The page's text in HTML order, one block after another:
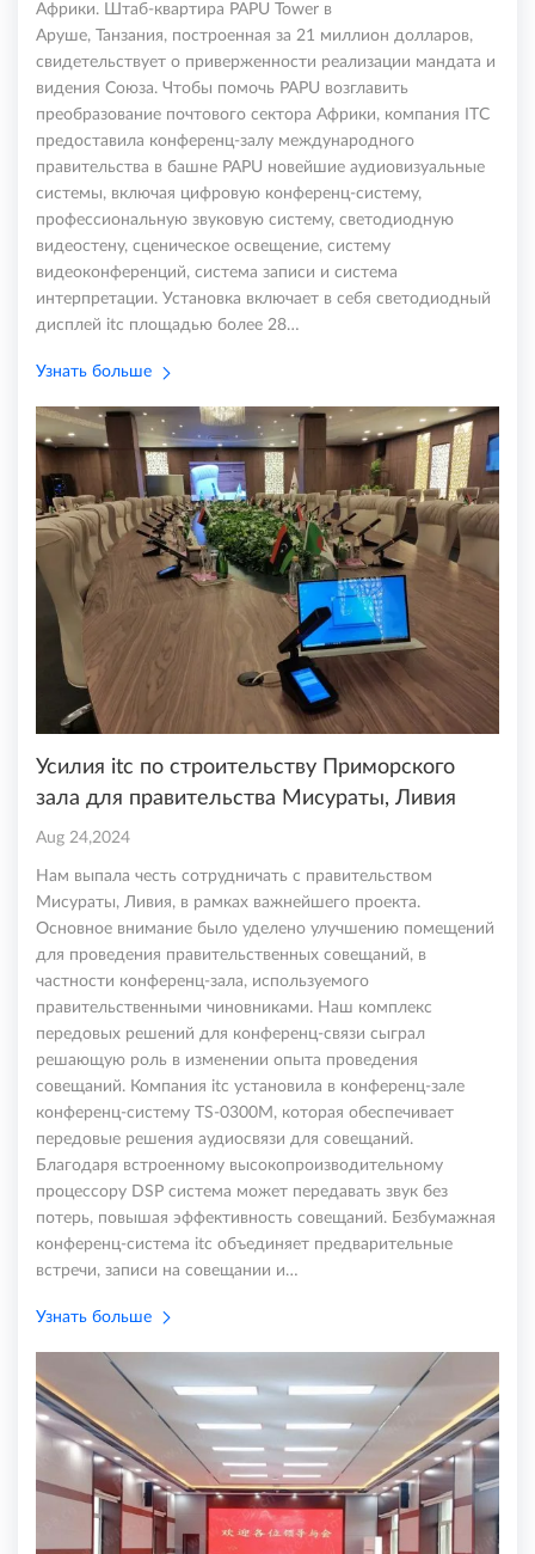
Африки. Штаб-квартира PAPU Tower в
Аруше, Танзания, построенная за 21 миллион долларов,
свидетельствует о приверженности реализации мандата и
видения Союза. Чтобы помочь PAPU возглавить
преобразование почтового сектора Африки, компания ITC
предоставила конференц-залу международного
правительства в башне PAPU новейшие аудиовизуальные
системы, включая цифровую конференц-систему,
профессиональную звуковую систему, светодиодную
видеостену, сценическое освещение, систему
видеоконференций, система записи и система
интерпретации. Установка включает в себя светодиодный
дисплей itc площадью более 28…
Узнать больше
Усилия itc по строительству Приморского
зала для правительства Мисураты, Ливия
Aug 24,2024
Нам выпала честь сотрудничать с правительством
Мисураты, Ливия, в рамках важнейшего проекта.
Основное внимание было уделено улучшению помещений
для проведения правительственных совещаний, в
частности конференц-зала, используемого
правительственными чиновниками. Наш комплекс
передовых решений для конференц-связи сыграл
решающую роль в изменении опыта проведения
совещаний. Компания itc установила в конференц-зале
конференц-систему TS-0300M, которая обеспечивает
передовые решения аудиосвязи для совещаний.
Благодаря встроенному высокопроизводительному
процессору DSP система может передавать звук без
потерь, повышая эффективность совещаний. Безбумажная
конференц-система itc объединяет предварительные
встречи, записи на совещании и…
Узнать больше